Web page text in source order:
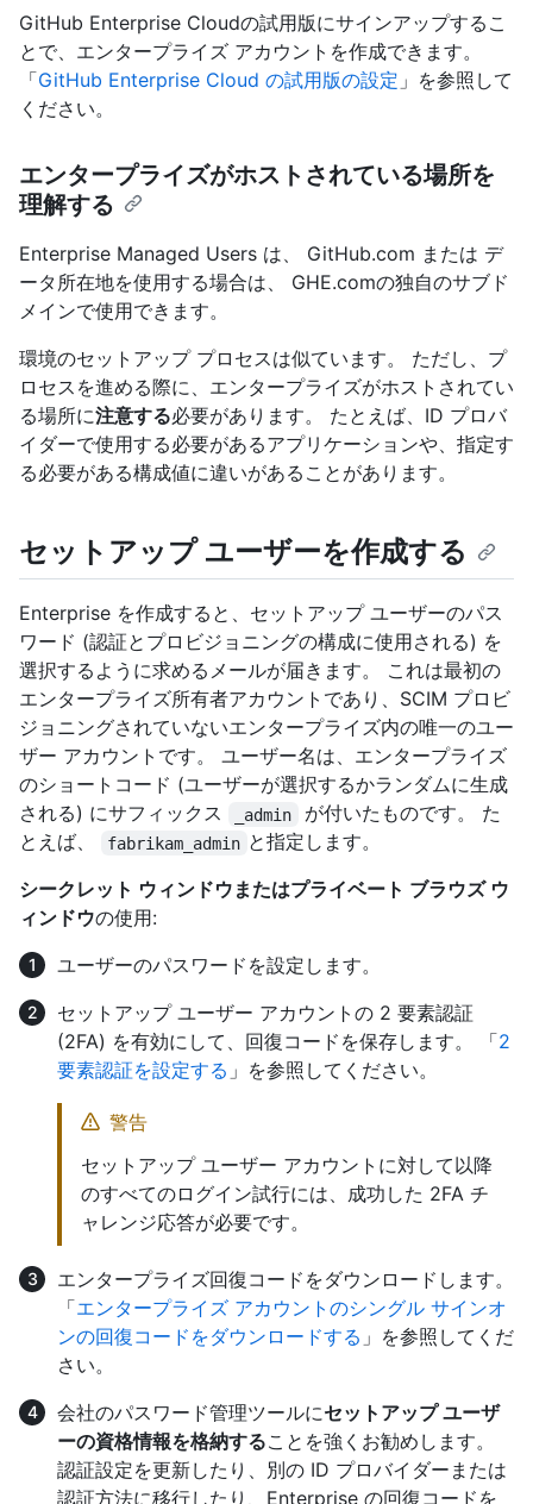
GitHub Enterprise Cloudの試用版にサインアップするこ
とで、エンタープライズ アカウントを作成できます。
「GitHub Enterprise Cloud の試用版の設定 」を参照して
ください。
エンタープライズがホストされている場所を
理解する
Enterprise Managed Users は、 GitHub.com または デ
ータ所在地を使用する場合は、 GHE.comの独自のサブド
メインで使用できます。
環境のセットアップ プロセスは似ています。 ただし、プ
ロセスを進める際に、エンタープライズがホストされてい
る場所に注意する必要があります。 たとえば、ID プロバ
イダーで使用する必要があるアプリケーションや、指定す
る必要がある構成値に違いがあることがあります。
セットアップ ユーザーを作成する
Enterprise を作成すると、セットアップ ユーザーのパス
ワード (認証とプロビジョニングの構成に使用される) を
選択するように求めるメールが届きます。 これは最初の
エンタープライズ所有者アカウントであり、SCIM プロビ
ジョニングされていないエンタープライズ内の唯一のユー
ザー アカウントです。 ユーザー名は、エンタープライズ
のショートコード (ユーザーが選択するかランダムに生成
される) にサフィックス
_admin
が付いたものです。 た
とえば、
fabrikam_admin と指定します。
シークレット ウィンドウまたはプライベート ブラウズ ウ
ィンドウの使用:
ユーザーのパスワードを設定します。
セットアップ ユーザー アカウントの 2 要素認証
(2FA) を有効にして、回復コードを保存します。 「2
要素認証を設定する 」を参照してください。
警告
セットアップ ユーザー アカウントに対して以降
のすべてのログイン試行には、成功した 2FA チ
ャレンジ応答が必要です。
エンタープライズ回復コードをダウンロードします。
「エンタープライズ アカウントのシングル サインオ
ンの回復コードをダウンロードする 」を参照してくだ
さい。
会社のパスワード管理ツールにセットアップ ユーザ
ーの資格情報を格納することを強くお勧めします。
認証設定を更新したり、別の ID プロバイダーまたは
認証方法に移行したり、Enterprise の回復コードを